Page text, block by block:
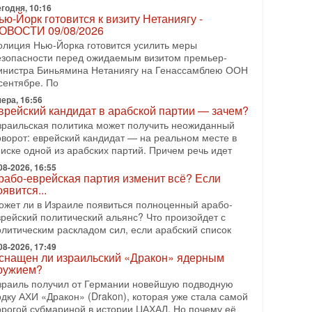
последних союзников. Путин - псих!
ITON-TV доктор Эльдар Намазов , историк,
в прошлом – помощник Президента
Гейдара Алиева . Ведет программу
2026, 11:09
в Израиле в опасности?! ШАБАК
спецотдел
выпуске мы разбираем одну из самых тревожных
израильской политики. Известно, что израильская
общей безопасности (ШАБАК) создала
2026, 08:32
и Иран: последний шанс - НОВОСТИ
08/2026
США Дональд Трамп объявил о
переговоров с Ираном, но Тегеран пока
подтвердил готовность к диалогу. По словам
2026, 08:42
отменил удар по Ирану - НОВОСТИ
08/2026
США Дональд Трамп сегодня заявил об
подготовленного удара по Ирану после
10:16
Йорк готовится к визиту Нетаниягу -
09/08/2026
Нью-Йорка готовится усилить меры
перед ожидаемым визитом премьер-
Биньямина Нетаниягу на Генассамблею ООН
По
16:56
кандидат в арабской партии — зачем?
политика может получить неожиданный
еврейский кандидат — на реальном месте в
одной из арабских партий. Причем речь идет
2026, 16:55
еврейская партия изменит всё? Если
ли в Израиле появиться полноценный арабо-
политический альянс? Что произойдет с
раскладом сил, если арабский список
2026, 17:49
ли израильский «Дракон» ядерным
получил от Германии новейшую подводную
АХИ «Дракон» (Drakon), которая уже стала самой
субмариной в истории ЦАХАЛ. Но почему её